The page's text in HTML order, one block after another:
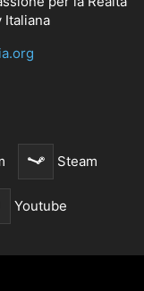
Italiana
Steam
Youtube